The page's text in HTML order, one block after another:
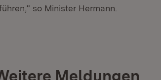
so Minister Hermann.
Meldungen